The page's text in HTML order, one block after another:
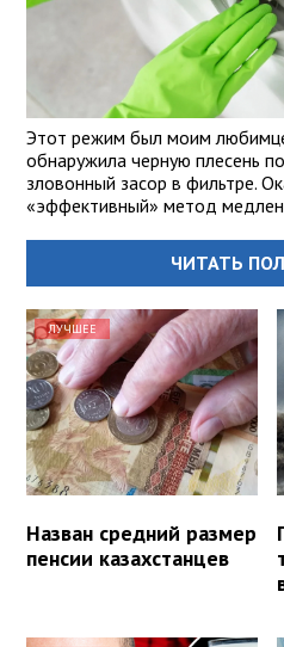
Этот режим был моим
обнаружила черную плесень
зловонный засор в фильтре.
«эффективный» метод
ЧИТАТЬ
ЛУЧШЕЕ
Назван средний размер
пенсии казахстанцев